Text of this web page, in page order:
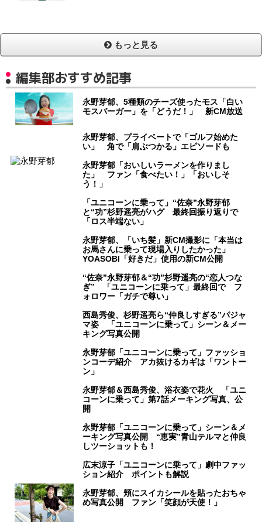
もっと見る
編集部おすすめ記事
永野芽郁、5種類のチーズ使ったモス「白い
モスバーガー」を「どうだ！」 新CM放送
永野芽郁、プライベートで「ゴルフ始めた
い」 角で「肩ぶつかる」エピソードも
永野芽郁「おいしいラーメンを作りまし
た」 ファン「食べたい！」「おいしそ
う！」
「ユニコーンに乗って」“佐奈”永野芽郁
と“功”杉野遥亮がハグ 最終回振り返りで
「ロス半端ない」
永野芽郁、「いち髪」新CM撮影に「本当は
お馬さんに乗って現場入りしたかった」
YOASOBI「好きだ」使用の新CM公開
“佐奈”永野芽郁＆“功”杉野遥亮の“恋人つな
ぎ” 「ユニコーンに乗って」最終回で フ
ォロワー「ガチで尊い」
西島秀俊、杉野遥亮ら“仲良しすぎる”パジャ
マ姿 「ユニコーンに乗って」シーン＆メー
キング写真公開
永野芽郁「ユニコーンに乗って」ファッショ
ンコーデ紹介 アカ抜けるカギは「ワントー
ン」
永野芽郁＆西島秀俊、浴衣姿で花火 「ユニ
コーンに乗って」第7話メーキング写真、公
開
永野芽郁「ユニコーンに乗って」シーン＆メ
ーキング写真公開 “恵実”青山テルマと仲良
しツーショットも！
広末涼子「ユニコーンに乗って」劇中ファッ
ション紹介 ポイントも解説
永野芽郁、頬にスイカシールを貼ったおちゃ
め写真公開 ファン「笑顔が天使！」